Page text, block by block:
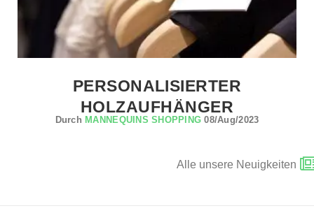
PERSONALISIERTER
HOLZAUFHÄNGER
Durch MANNEQUINS SHOPPING 08/Aug/2023
Alle unsere Neuigkeiten